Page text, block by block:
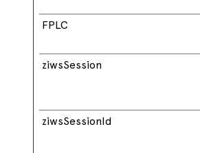
FPLC
ziwsSession
ziwsSessionId